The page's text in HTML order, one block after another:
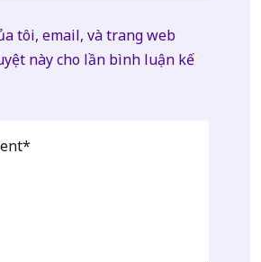
tôi, email, và trang web
này cho lần bình luận kế